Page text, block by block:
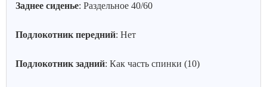
Заднее сиденье: Раздельное 40/60
Подлокотник передний: Нет
Подлокотник задний: Как часть спинки (10)